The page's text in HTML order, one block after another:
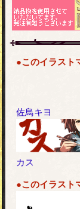
●このイラスト
佐鳥キヨ
カス
●このイラスト